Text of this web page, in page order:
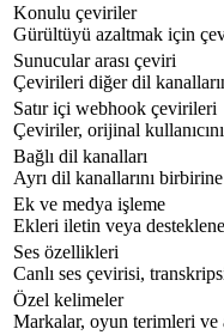
Konulu çeviriler
Gürültüyü azaltmak için
Sunucular arası çeviri
Çevirileri diğer dil
Satır içi webhook çevirileri
Çeviriler, orijinal
Bağlı dil kanalları
Ayrı dil kanallarını
Ek ve medya işleme
Ekleri iletin veya
Ses özellikleri
Canlı ses çevirisi,
Özel kelimeler
Markalar, oyun terimleri